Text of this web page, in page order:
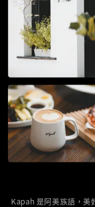
Kapah 是阿美族語，美